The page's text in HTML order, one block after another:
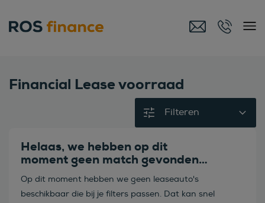
Financial Lease voorraad
Filteren
Helaas, we hebben op dit
moment geen match gevonden…
Op dit moment hebben we geen leaseauto's
beschikbaar die bij je filters passen. Dat kan snel